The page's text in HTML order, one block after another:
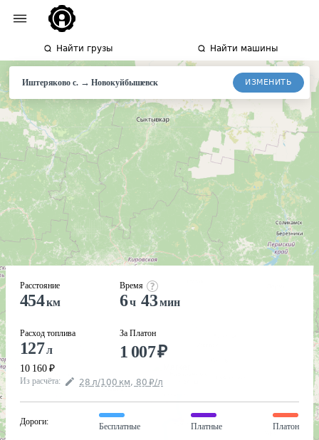
Найти грузы Найти машины
Иштеряково с.→Новокуйбышевск ИЗМЕНИТЬ
Расстояние
454км
Расход топлива
127л
10 160 ₽
Время
6ч 43мин
За Платон
1 007₽
Из расчёта: 28 л/100 км, 80 ₽/л
Дороги:
Бесплатные Платные Платон